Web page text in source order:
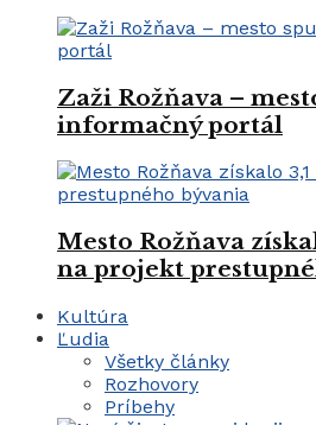
Zaži Rožňava –
informačný portál
Mesto Rožňava
na projekt
Kultúra
Ľudia
Všetky články
Rozhovory
Príbehy